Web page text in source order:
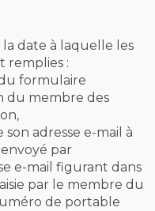
date à laquelle les
remplies :
formulaire
du membre des
adresse e-mail à
par
e-mail figurant dans
par le membre du
de portable